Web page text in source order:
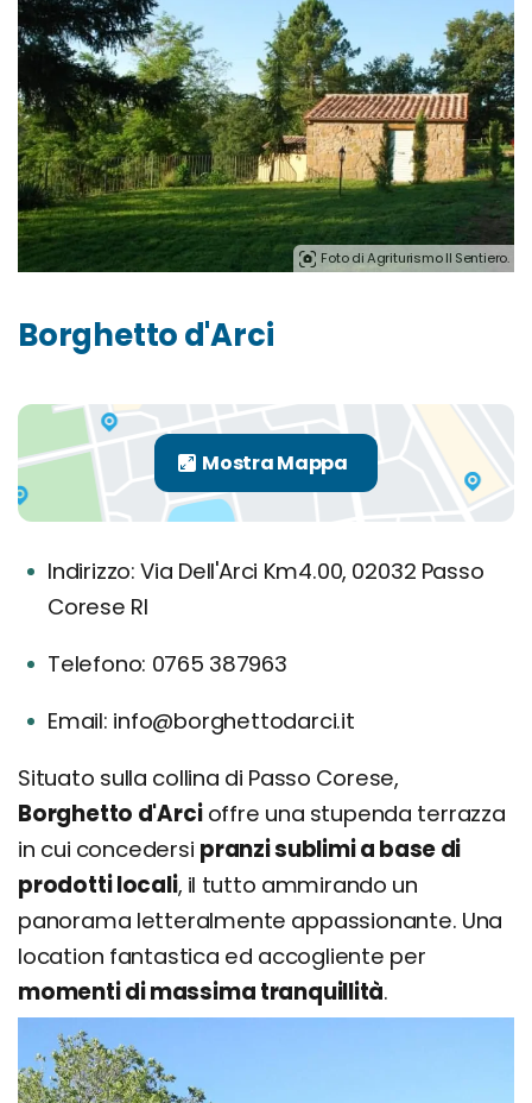
Foto di Agriturismo Il Sentiero.
Borghetto d'Arci
Indirizzo: Via Dell'Arci Km4.00, 02032 Passo
Corese RI
Telefono: 0765 387963
Email: info@borghettodarci.it
Situato sulla collina di Passo Corese,
Borghetto d'Arcioffre una stupenda terrazza
in cui concedersi pranzi sublimi a base di
prodotti locali, il tutto ammirando un
panorama letteralmente appassionante. Una
location fantastica ed accogliente per
momenti di massima tranquillità.